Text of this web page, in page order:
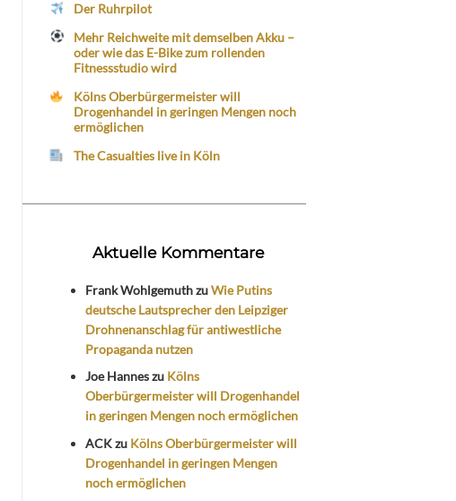
Der Ruhrpilot
Mehr Reichweite mit demselben Akku –
oder wie das E-Bike zum rollenden
Fitnessstudio wird
Kölns Oberbürgermeister will
Drogenhandel in geringen Mengen noch
ermöglichen
The Casualties live in Köln
Aktuelle Kommentare
Frank WohlgemuthzuWie Putins
deutsche Lautsprecher den Leipziger
Drohnenanschlag für antiwestliche
Propaganda nutzen
Joe Hanneszu Kölns
Oberbürgermeister will Drogenhandel
in geringen Mengen noch ermöglichen
ACKzu Kölns Oberbürgermeister will
Drogenhandel in geringen Mengen
noch ermöglichen